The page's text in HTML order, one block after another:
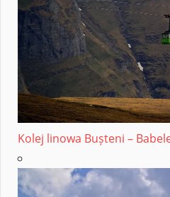
Kolej linowa Bușteni –